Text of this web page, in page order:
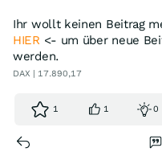
Ihr wollt keinen Beitrag
HIER <- um über neue
werden.
DAX | 17.890,17
1 1 0